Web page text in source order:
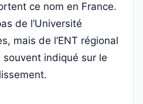
ce nom en France.
de l’Université
mais de l’ENT régional
indiqué sur le